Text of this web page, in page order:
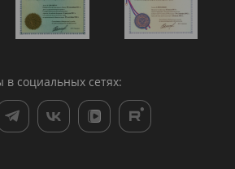
социальных сетях: